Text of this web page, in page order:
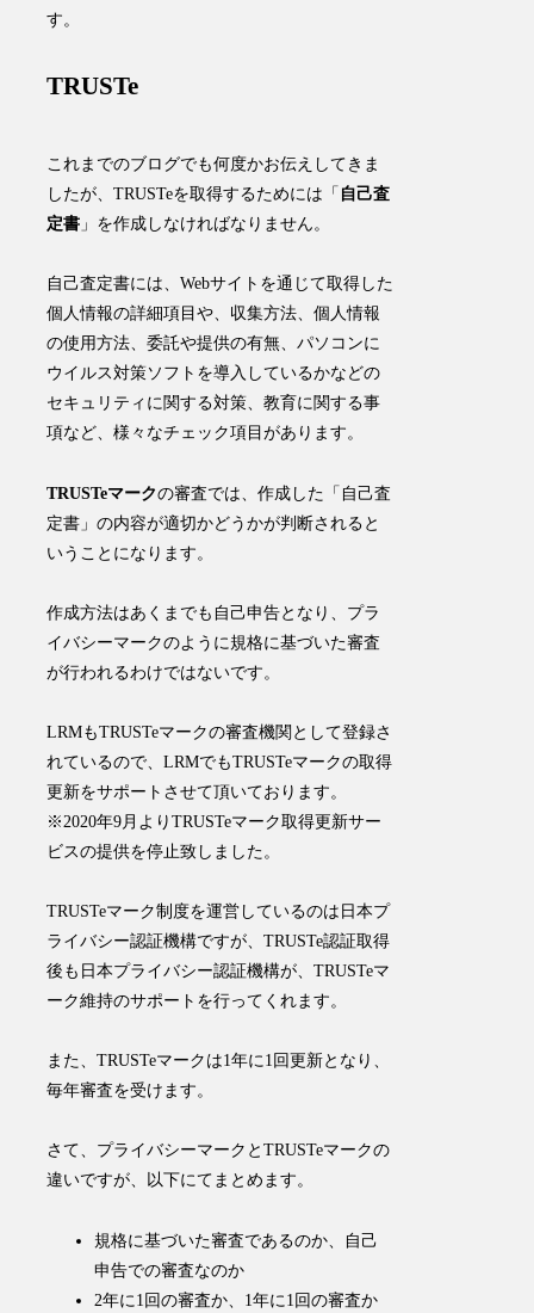
す。
TRUSTe
これまでのブログでも何度かお伝えしてきま
したが、TRUSTeを取得するためには「 自己査
定書 」を作成しなければなりません。
自己査定書には、Webサイトを通じて取得した
個人情報の詳細項目や、収集方法、個人情報
の使用方法、委託や提供の有無、パソコンに
ウイルス対策ソフトを導入しているかなどの
セキュリティに関する対策、教育に関する事
項など、様々なチェック項目があります。
TRUSTeマークの審査では、作成した「自己査
定書」の内容が適切かどうかが判断されると
いうことになります。
作成方法はあくまでも自己申告となり、プラ
イバシーマークのように規格に基づいた審査
が行われるわけではないです。
LRMもTRUSTeマークの審査機関として登録さ
れているので、LRMでもTRUSTeマークの取得
更新をサポートさせて頂いております。
※2020年9月よりTRUSTeマーク取得更新サー
ビスの提供を停止致しました。
TRUSTeマーク制度を運営しているのは日本プ
ライバシー認証機構ですが、TRUSTe認証取得
後も日本プライバシー認証機構が、TRUSTeマ
ーク維持のサポートを行ってくれます。
また、TRUSTeマークは1年に1回更新となり、
毎年審査を受けます。
さて、プライバシーマークとTRUSTeマークの
違いですが、以下にてまとめます。
規格に基づいた審査であるのか、自己
申告での審査なのか
2年に1回の審査か、1年に1回の審査か